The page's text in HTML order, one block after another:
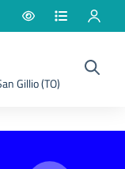
Gillio (TO)